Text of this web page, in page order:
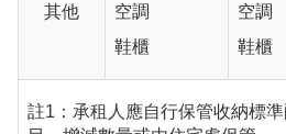
其他
空調
鞋櫃
空調
鞋櫃
註1：承租人應自行保管收納標